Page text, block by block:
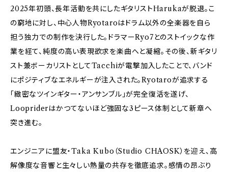
2025年初頭、長年活動を共にしたギタリストHarukaが脱退。こ
の窮地に対し、中心人物Ryotaroはドラム以外の全楽器を自ら
担う独力での制作を決行した。ドラマーRyo7とのストイックな作
業を経て、純度の高い表現欲求を楽曲へと凝縮。その後、新ギタリ
スト兼ボーカリストとしてTacchiが電撃加入したことで、バンド
にポジティブなエネルギーが注入された。Ryotaroが追求する
「緻密なツインギター・アンサンブル」が完全復活を遂げ、
Loopriderはかつてないほど強固な3ピース体制として新章へ
突き進む。
エンジニアに盟友・Taka Kubo（Studio CHAOSK）を迎え、高
解像度な音響と生々しい熱量の共存を徹底追求。感情の昂ぶり